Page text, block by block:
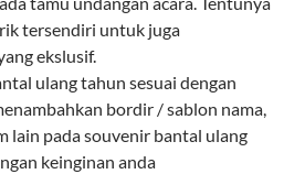
tersendiri untuk juga
ekslusif.
ulang tahun sesuai dengan
bordir / sablon nama,
lain pada souvenir bantal ulang
keinginan anda